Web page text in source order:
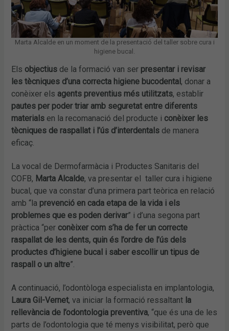
Marta Alcalde en un moment de la presentació del taller sobre cura i
higiene bucal.
Els objectius de la formació van ser presentar i revisar
les tècniques d’una correcta higiene bucodental, donar a
conèixer els agents preventius més utilitzats, establir
pautes per poder triar amb seguretat entre diferents
materials en la recomanació del producte i conèixer les
tècniques de raspallat i l’ús d’interdentals de manera
eficaç.
La vocal de Dermofarmàcia i Productes Sanitaris del
COFB, Marta Alcalde, va presentar el taller cura i higiene
bucal, que va constar d’una primera part teòrica en relació
amb “la prevenció en cada etapa de la vida i els
problemes que es poden derivar” i d’una segona part
pràctica “per conèixer com s’ha de fer un correcte
raspallat de les dents, quin és l’ordre de l’ús dels
productes d’higiene bucal i saber escollir un tipus de
raspall o un altre”.
A continuació, l’odontòloga especialista en implantologia,
Laura Gil-Vernet, va iniciar la formació ressaltant la
rellevància de l’odontologia preventiva, “que és una de les
parts de l’odontologia que té menys visibilitat, però que